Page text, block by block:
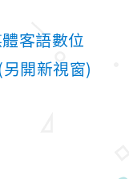
客語數位
開新視窗)